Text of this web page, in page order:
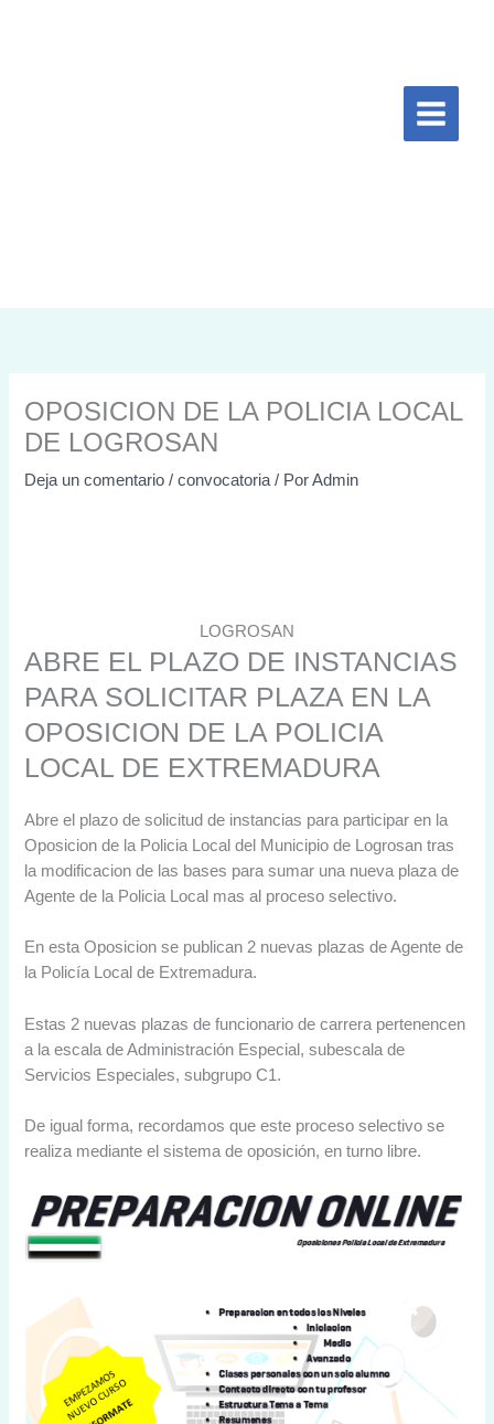
OPOSICION DE LA POLICIA LOCAL
DE LOGROSAN
Deja un comentario /convocatoria/ PorAdmin
LOGROSAN
ABRE EL PLAZO DE INSTANCIAS
PARA SOLICITAR PLAZA EN LA
OPOSICION DE LA POLICIA
LOCAL DE EXTREMADURA
Abre el plazo de solicitud de instancias para participar en la
Oposicion de la Policia Local del Municipio de Logrosan tras
la modificacion de las bases para sumar una nueva plaza de
Agente de la Policia Local mas al proceso selectivo.
En esta Oposicion se publican 2 nuevas plazas de Agente de
la Policía Local de Extremadura.
Estas 2 nuevas plazas de funcionario de carrera pertenencen
a la escala de Administración Especial, subescala de
Servicios Especiales, subgrupo C1.
De igual forma, recordamos que este proceso selectivo se
realiza mediante el sistema de oposición, en turno libre.